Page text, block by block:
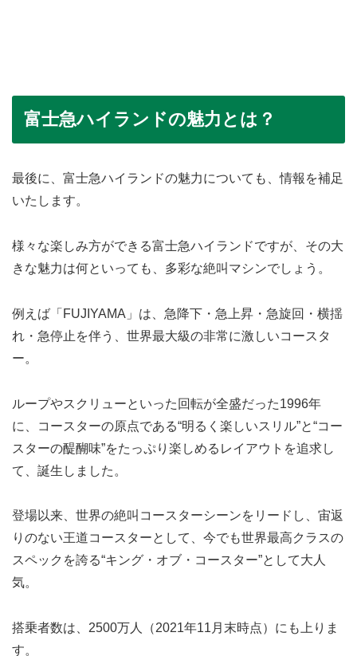
富士急ハイランドの魅力とは？
最後に、富士急ハイランドの魅力についても、情報を補足
いたします。
様々な楽しみ方ができる富士急ハイランドですが、その大
きな魅力は何といっても、多彩な絶叫マシンでしょう。
例えば「FUJIYAMA」は、急降下・急上昇・急旋回・横揺
れ・急停止を伴う、世界最大級の非常に激しいコースタ
ー。
ループやスクリューといった回転が全盛だった1996年
に、コースターの原点である“明るく楽しいスリル”と“コー
スターの醍醐味”をたっぷり楽しめるレイアウトを追求し
て、誕生しました。
登場以来、世界の絶叫コースターシーンをリードし、宙返
りのない王道コースターとして、今でも世界最高クラスの
スペックを誇る“キング・オブ・コースター”として大人
気。
搭乗者数は、2500万人（2021年11月末時点）にも上りま
す。